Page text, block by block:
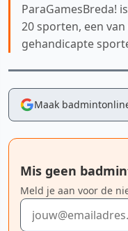
ParaGamesBreda!
20 sporten, een
gehandicapte
Maak
Mis geen
Meld je aan voor de
E-mailadres